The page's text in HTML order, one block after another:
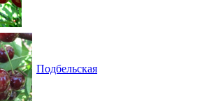
Подбельская